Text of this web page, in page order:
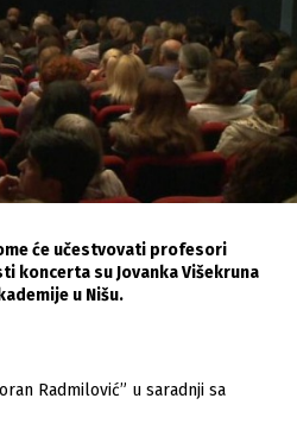
će učestvovati profesori
koncerta su Jovanka Višekruna
u Nišu.
Radmilović” u saradnji sa